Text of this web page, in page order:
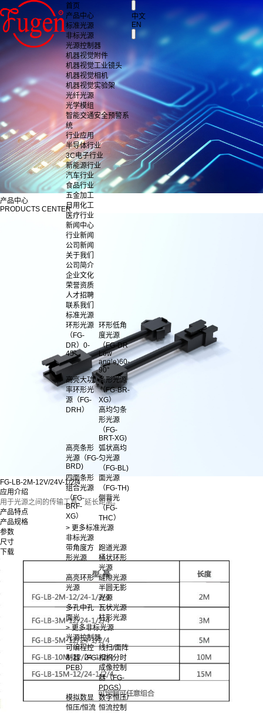
首页
产品中心
标准光源
非标光源
光源控制器
机器视觉附件
机器视觉工业镜头
机器视觉相机
机器视觉实验架
光纤光源
光学模组
智能交通安全预警系
统
行业应用
半导体行业
3C电子行业
新能源行业
汽车行业
食品行业
五金加工
日用化工
医疗行业
新闻中心
行业新闻
公司新闻
关于我们
公司简介
企业文化
荣誉资质
人才招聘
联系我们
标准光源
环形光源
（FG-
DR）0-
45°
环形低角
度光源
（FG-DR
Low
angle)60-
90°
高亮大功
率环形光
源（FG-
DRH）
条形光源
（FG-BR-
XG）
高均匀条
形光源
（FG-
BRT-XG)
高亮条形
光源（FG-
BRD)
弧状高均
匀光源
（FG-BL)
四面条形
组合光源
（FG-
BRF-
XG）
面光源
（FG-TH)
侧背光
（FG-
THC）
> 更多标准光源
非标光源
带角度方
形光源
跑道光源
桶状环形
光源
高亮环形
光源
缝隙光源
半圆无影
光源
多孔中孔
面光
瓦状光源
柱形光源
> 更多非标光源
光源控制器
可编程控
制器（FG-
PEB）
线扫/面阵
相机分时
成像控制
器（FG-
PDGS）
模拟数显
恒压/恒流
数字恒压/
恒流控制
中文
EN
产品中心
PRODUCTS CENTER
FG-LB-2M-12V/24V-1/2/4
应用介绍
用于光源之间的传输工具、延长距离。
产品特点
产品规格
参数
尺寸
下载